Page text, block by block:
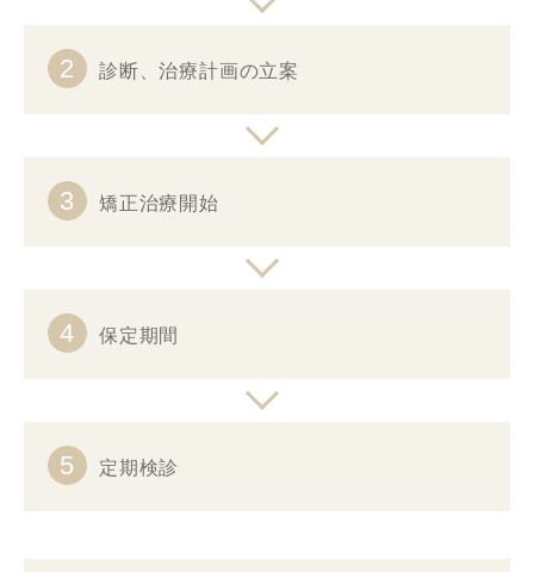
2 診断、治療計画の立案
3 矯正治療開始
4 保定期間
5 定期検診